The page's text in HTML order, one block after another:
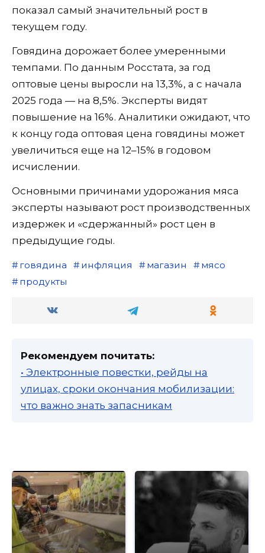
показал самый значительный рост в
текущем году.
Говядина дорожает более умеренными
темпами. По данным Росстата, за год
оптовые цены выросли на 13,3%, а с начала
2025 года — на 8,5%. Эксперты видят
повышение на 16%. Аналитики ожидают, что
к концу года оптовая цена говядины может
увеличиться еще на 12–15% в годовом
исчислении.
Основными причинами удорожания мяса
эксперты называют рост производственных
издержек и «сдержанный» рост цен в
предыдущие годы.
говядина инфляция магазин
мясо
продукты
Рекомендуем почитать:
• Электронные повестки, рейды на
улицах, сроки окончания мобилизации:
что важно знать запасникам